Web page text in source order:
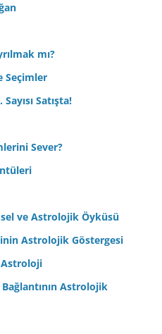
mı?
Seçimler
Satışta!
Sever?
ve Astrolojik Öyküsü
Astrolojik Göstergesi
Astroloji
Astrolojik